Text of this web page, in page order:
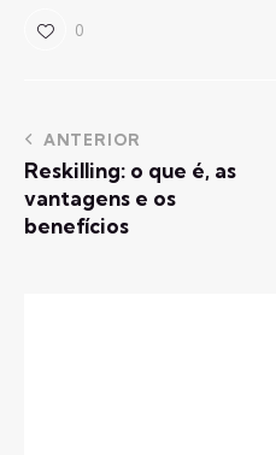
0
ANTERIOR
Reskilling: o que é, as
vantagens e os
benefícios